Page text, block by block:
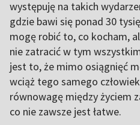
występuję na takich
gdzie bawi się ponad 30
mogę robić to, co kocham,
nie zatracić w tym
jest to, że mimo osiągnięć
wciąż tego samego
równowagę między życiem
co nie zawsze jest łatwe.